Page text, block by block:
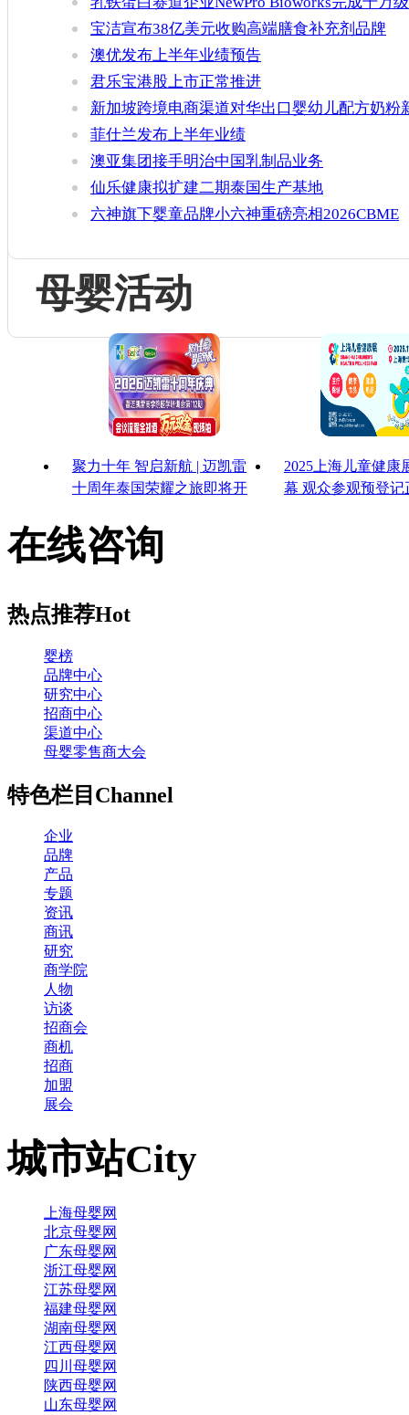
融资
宝洁宣布38亿美元收购高端膳食补充剂品牌
Thorne
澳优发布上半年业绩预告
君乐宝港股上市正常推进
新加坡跨境电商渠道对华出口婴幼儿配方奶粉
增官方健康证书通关要求
菲仕兰发布上半年业绩
澳亚集团接手明治中国乳制品业务
仙乐健康拟扩建二期泰国生产基地
六神旗下婴童品牌小六神重磅亮相2026CBME
母婴活动
聚力十年 智启新航 | 迈凯雷
十周年泰国荣耀之旅即将开
2025上海儿童健康
幕 观众参观预登记
在线咨询
热点推荐Hot
婴榜
品牌中心
研究中心
招商中心
渠道中心
母婴零售商大会
特色栏目 Channel
企业
品牌
产品
专题
资讯
商讯
研究
商学院
人物
访谈
招商会
商机
招商
加盟
展会
城市站City
上海母婴网
北京母婴网
广东母婴网
浙江母婴网
江苏母婴网
福建母婴网
湖南母婴网
江西母婴网
四川母婴网
陕西母婴网
山东母婴网